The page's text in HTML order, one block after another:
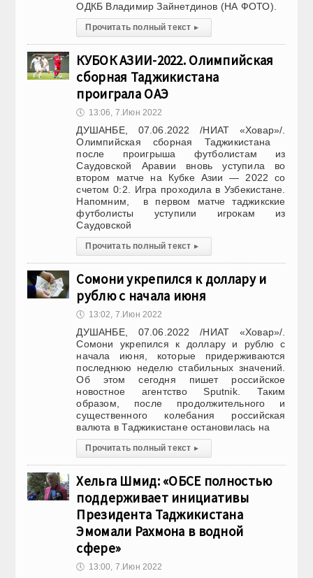
ОДКБ Владимир Зайнетдинов (НА ФОТО).
Прочитать полный текст ▸
КУБОК АЗИИ-2022. Олимпийская
сборная Таджикистана
проиграла ОАЭ
🕔 13:06, 7.Июн 2022
ДУШАНБЕ, 07.06.2022 /НИАТ «Ховар»/.
Олимпийская сборная Таджикистана
после проигрыша футболистам из
Саудовской Аравии вновь уступила во
втором матче на Кубке Азии — 2022 со
счетом 0:2. Игра проходила в Узбекистане.
Напомним, в первом матче таджикские
футболисты уступили игрокам из
Саудовской
Прочитать полный текст ▸
Сомони укрепился к доллару и
рублю с начала июня
🕔 13:02, 7.Июн 2022
ДУШАНБЕ, 07.06.2022 /НИАТ «Ховар»/.
Сомони укрепился к доллару и рублю с
начала июня, которые придерживаются
последнюю неделю стабильных значений.
Об этом сегодня пишет российское
новостное агентство Sputnik. Таким
образом, после продолжительного и
существенного колебания российская
валюта в Таджикистане остановилась на
Прочитать полный текст ▸
Хельга Шмид: «ОБСЕ полностью
поддерживает инициативы
Президента Таджикистана
Эмомали Рахмона в водной
сфере»
🕔 13:00, 7.Июн 2022